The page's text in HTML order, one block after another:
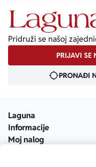
Pridruži se našoj
PRIJAVI SE
PRONAĐI
Laguna
Informacije
Moj nalog